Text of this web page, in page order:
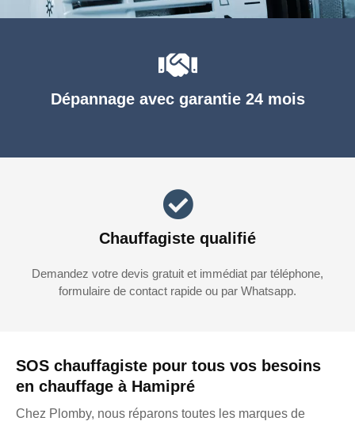
SOS chauffagiste pour tous vos besoins
en chauffage à Hamipré
Chez Plomby, nous réparons toutes les marques de
Dépannage avec garantie 24 mois
Chauffagiste qualifié
Demandez votre devis gratuit et immédiat par téléphone,
formulaire de contact rapide ou par Whatsapp.